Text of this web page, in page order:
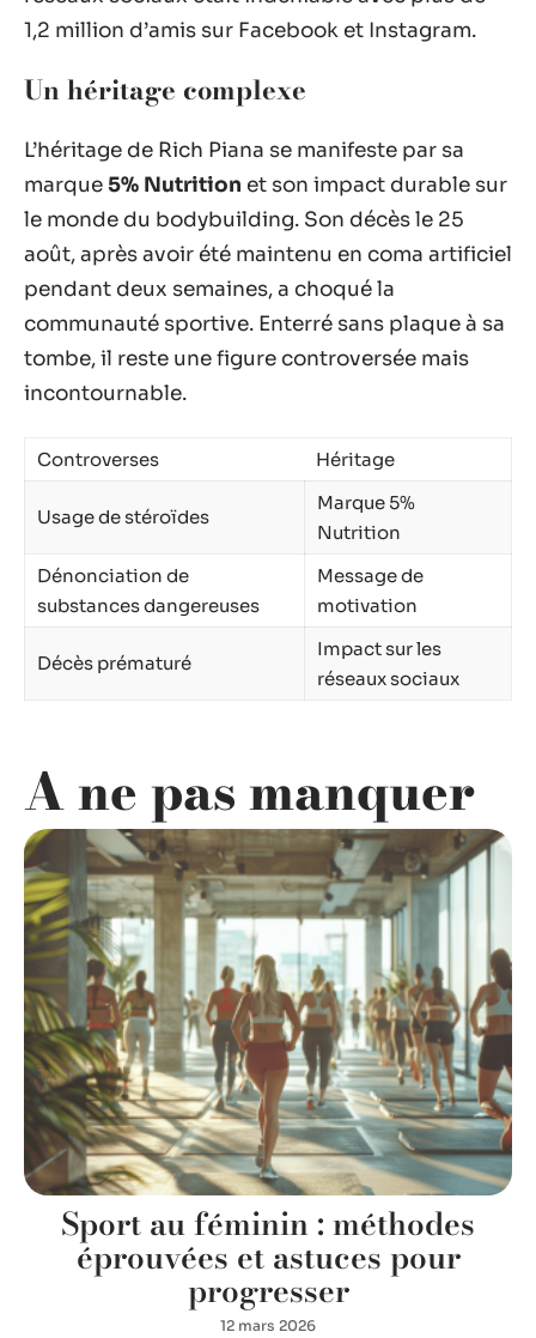
1,2 million d’amis sur Facebook et Instagram.
Un héritage complexe
L’héritage de Rich Piana se manifeste par sa
marque5% Nutrition et son impact durable sur
le monde du bodybuilding. Son décès le 25
août, après avoir été maintenu en coma artificiel
pendant deux semaines, a choqué la
communauté sportive. Enterré sans plaque à sa
tombe, il reste une figure controversée mais
incontournable.
Controverses Héritage
Usage de stéroïdes
Marque 5%
Nutrition
Dénonciation de
substances dangereuses
Message de
motivation
Décès prématuré
Impact sur les
réseaux sociaux
A ne pas manquer
Sport au féminin : méthodes
éprouvées et astuces pour
progresser
12 mars 2026